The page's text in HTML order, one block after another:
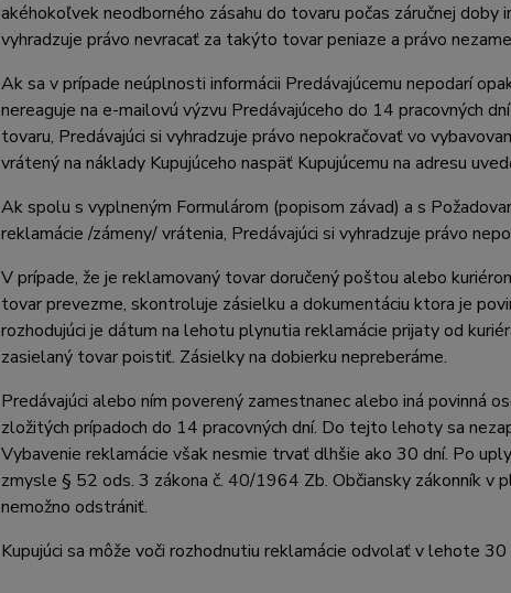
akéhokoľvek neodborného zásahu do tovaru počas záručnej doby
vyhradzuje právo nevracať za takýto tovar peniaze a právo
Ak sa v prípade neúplnosti informácii Predávajúcemu nepodarí
nereaguje na e-mailovú výzvu Predávajúceho do 14 pracovných
tovaru, Predávajúci si vyhradzuje právo nepokračovať vo
vrátený na náklady Kupujúceho naspäť Kupujúcemu na adresu
Ak spolu s vyplneným Formulárom (popisom závad) a s
reklamácie /zámeny/ vrátenia, Predávajúci si vyhradzuje právo
V prípade, že je reklamovaný tovar doručený poštou alebo
tovar prevezme, skontroluje zásielku a dokumentáciu ktora je
rozhodujúci je dátum na lehotu plynutia reklamácie prijaty od
zasielaný tovar poistiť. Zásielky na dobierku nepreberáme.
Predávajúci alebo ním poverený zamestnanec alebo iná povinná
zložitých prípadoch do 14 pracovných dní. Do tejto lehoty sa
Vybavenie reklamácie však nesmie trvať dlhšie ako 30 dní. Po
zmysle § 52 ods. 3 zákona č. 40/1964 Zb. Občiansky zákonník v
nemožno odstrániť.
Kupujúci sa môže voči rozhodnutiu reklamácie odvolať v lehote